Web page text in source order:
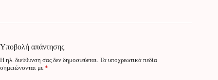
Υποβολή απάντησης
Η ηλ. διεύθυνση σας δεν δημοσιεύεται. Τα υποχρεωτικά πεδία
σημειώνονται με *